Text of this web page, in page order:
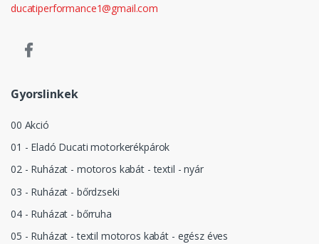
ducatiperformance1@gmail.com
Gyorslinkek
00 Akció
01 - Eladó Ducati motorkerékpárok
02 - Ruházat - motoros kabát - textil - nyár
03 - Ruházat - bőrdzseki
04 - Ruházat - bőrruha
05 - Ruházat - textil motoros kabát - egész éves